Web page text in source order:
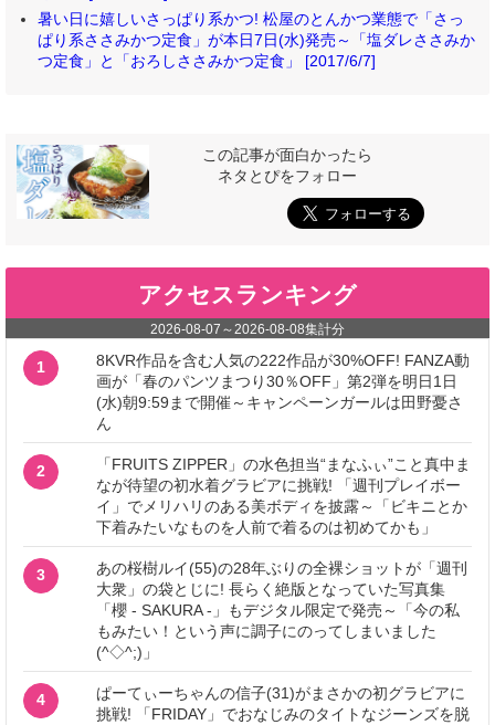
暑い日に嬉しいさっぱり系かつ! 松屋のとんかつ業態で「さっ
ぱり系ささみかつ定食」が本日7日(水)発売～「塩ダレささみか
つ定食」と「おろしささみかつ定食」 [2017/6/7]
この記事が面白かったら
ネタとぴをフォロー
アクセスランキング
2026-08-07 ～2026-08-08集計分
1
8KVR作品を含む人気の222作品が30%OFF! FANZA動
画が「春のパンツまつり30％OFF」第2弾を明日1日
(水)朝9:59まで開催～キャンペーンガールは田野憂さ
ん
2
「FRUITS ZIPPER」の水色担当“まなふぃ”こと真中ま
なが待望の初水着グラビアに挑戦! 「週刊プレイボー
イ」でメリハリのある美ボディを披露～「ビキニとか
下着みたいなものを人前で着るのは初めてかも」
3
あの桜樹ルイ(55)の28年ぶりの全裸ショットが「週刊
大衆」の袋とじに! 長らく絶版となっていた写真集
「櫻 - SAKURA -」もデジタル限定で発売～「今の私
もみたい！という声に調子にのってしまいました
(^◇^;)」
4
ぱーてぃーちゃんの信子(31)がまさかの初グラビアに
挑戦! 「FRIDAY」でおなじみのタイトなジーンズを脱